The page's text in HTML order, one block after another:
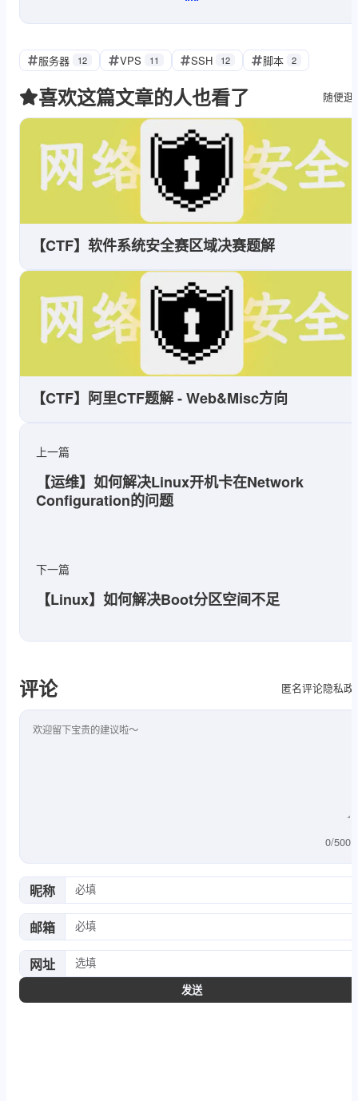
服务器 12 VPS 11 SSH 12 脚本 2
喜欢这篇文章的人也看了 随便逛
【CTF】软件系统安全赛区域决赛题解
【CTF】阿里CTF题解 - Web&Misc方向
上一篇
【运维】如何解决Linux开机卡在Network
Configuration的问题
下一篇
【Linux】如何解决Boot分区空间不足
评论 匿名评论隐私政
评论内容
0/500
昵称
邮箱
网址
发送